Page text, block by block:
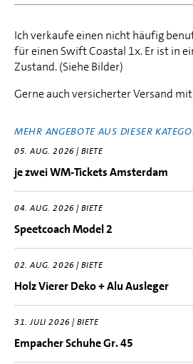
Ich verkaufe einen nicht häufig
für einen Swift Coastal 1x. Er ist in
Zustand. (Siehe Bilder)
Gerne auch versicherter Versand
MEHR ANGEBOTE AUS DIESER
05. AUG. 2026 | BIETE
je zwei WM-Tickets Amsterdam
04. AUG. 2026 | BIETE
Speetcoach Model 2
02. AUG. 2026 | BIETE
Holz Vierer Deko + Alu Ausleger
31. JULI 2026 | BIETE
Empacher Schuhe Gr. 45